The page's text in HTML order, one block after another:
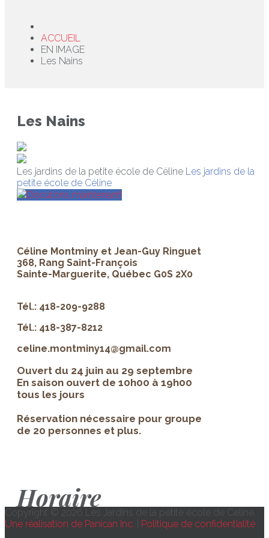
ACCUEIL
EN IMAGE
Les Nains
Les Nains
Les jardins de la petite école de Céline Les jardins de la
petite école de Céline
Discutons maintenant!
Céline Montminy et Jean-Guy Ringuet
368, Rang Saint-François
Sainte-Marguerite, Québec G0S 2X0
Tél.: 418-209-9288
Tél.: 418-387-8212
celine.montminy14@gmail.com
Ouvert du 24 juin au 29 septembre
En saison ouvert de 10h00 à 19h00
tous les jours
Réservation nécessaire pour groupe
de 20 personnes et plus.
Horaire
Copyright © 2026 Les Jardins de la petite école de Céline.
Une réalisation de Panican Inc.
Politique de confidentialité